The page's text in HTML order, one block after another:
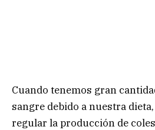
Cuando tenemos gran
sangre debido a nuestra
regular la producción de